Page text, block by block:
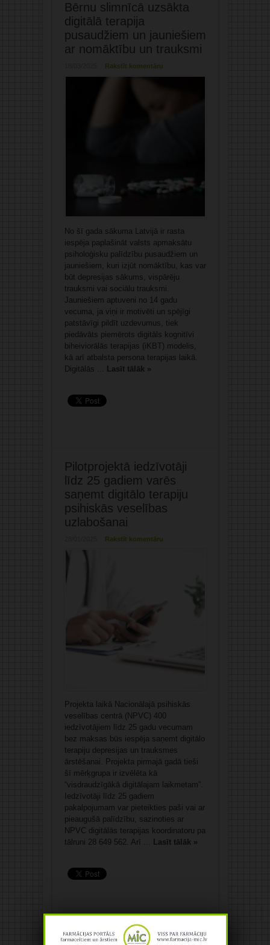
Bērnu slimnīcā uzsākta
digitālā terapija
pusaudžiem un jauniešiem
ar nomāktību un trauksmi
Rakstīt komentāru
No šī gada sākuma Latvijā ir rasta
iespēja paplašināt valsts apmaksātu
psiholoģisku palīdzību pusaudžiem un
jauniešiem, kuri izjūt nomāktību, kas var
būt depresijas sākums, vispārēju
trauksmi vai sociālu trauksmi.
Jauniešiem aptuveni no 14 gadu
vecuma, ja viņi ir motivēti un spējīgi
patstāvīgi pildīt uzdevumus, tiek
piedāvāts piemērots digitāls kognitīvi
biheiviorālās terapijas (iKBT) modelis,
kā arī atbalsta persona terapijas laikā.
Digitālās ... Lasīt tālāk »
Pilotprojektā iedzīvotāji
līdz 25 gadiem varēs
saņemt digitālo terapiju
psihiskās veselības
uzlabošanai
Rakstīt komentāru
Projekta laikā Nacionālajā psihiskās
veselības centrā (NPVC) 400
iedzīvotājiem līdz 25 gadu vecumam
bez maksas būs iespēja saņemt digitālo
terapiju depresijas un trauksmes
ārstēšanai. Projekta pirmajā gadā tieši
šī mērķgrupa ir izvēlēta kā
“visdraudzīgākā digitālajam laikmetam”.
Iedzīvotāji līdz 25 gadiem
pakalpojumam var pieteikties paši vai ar
pieaugušā palīdzību, sazinoties ar
NPVC digitālās terapijas koordinatoru pa
tālruni 28 649 562. Arī ... Lasīt tālāk »